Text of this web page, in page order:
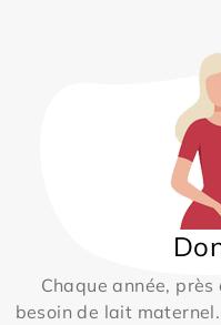
Chaque année,
besoin de lait